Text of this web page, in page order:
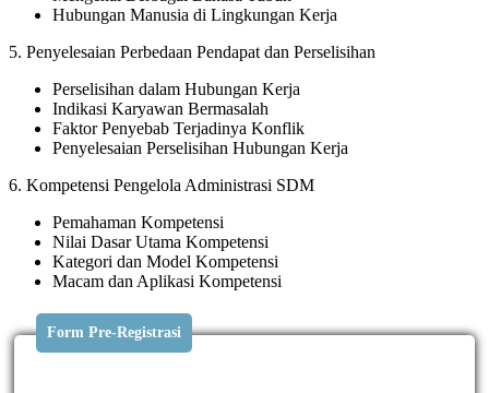
Hubungan Manusia di Lingkungan Kerja
5. Penyelesaian Perbedaan Pendapat dan Perselisihan
Perselisihan dalam Hubungan Kerja
Indikasi Karyawan Bermasalah
Faktor Penyebab Terjadinya Konflik
Penyelesaian Perselisihan Hubungan Kerja
6. Kompetensi Pengelola Administrasi SDM
Pemahaman Kompetensi
Nilai Dasar Utama Kompetensi
Kategori dan Model Kompetensi
Macam dan Aplikasi Kompetensi
Form Pre-Registrasi